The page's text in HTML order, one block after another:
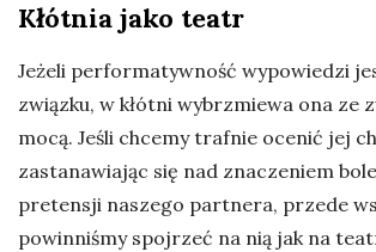
Kłótnia jako teatr
Jeżeli performatywność wypowiedzi
związku, w kłótni wybrzmiewa ona ze
mocą. Jeśli chcemy trafnie ocenić jej
zastanawiając się nad znaczeniem
pretensji naszego partnera, przede
powinniśmy spojrzeć na nią jak na